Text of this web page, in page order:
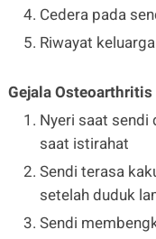
Cedera pada
Riwayat
Gejala
Nyeri saat sendi
saat istirahat
Sendi terasa
setelah duduk
Sendi